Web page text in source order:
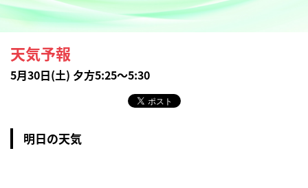
天気予報
5月30日(土) 夕方5:25～5:30
明日の天気